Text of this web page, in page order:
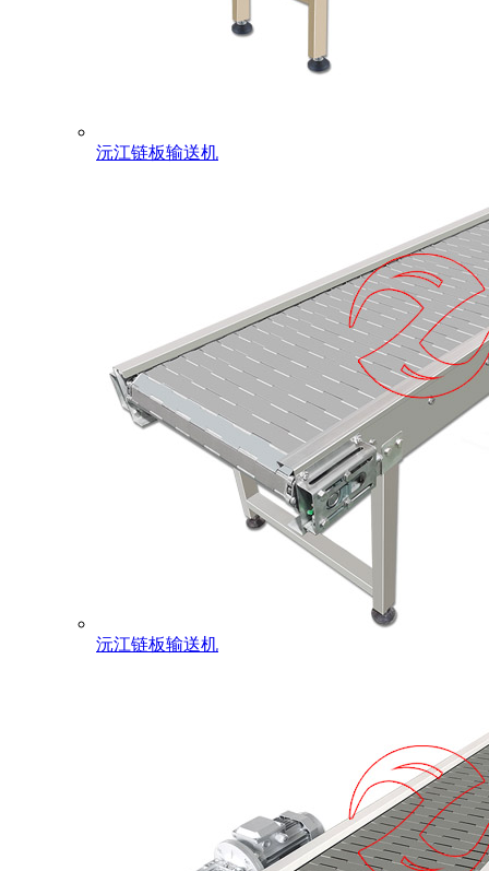
沅江链板输送机
沅江链板输送机